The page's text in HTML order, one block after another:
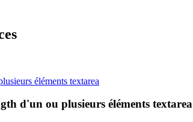
éléments textarea
d'un ou plusieurs éléments textarea